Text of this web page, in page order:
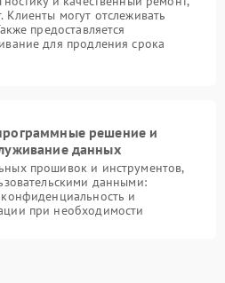
могут отслеживать
предоставляется
для продления срока
решение и
данных
прошивок и инструментов,
данными:
и
при необходимости